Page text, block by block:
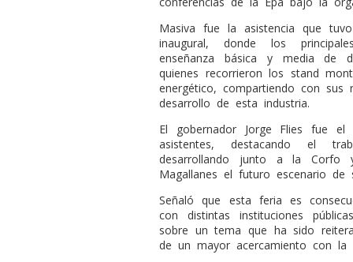
Masiva fue la asistencia que
inaugural, donde los
enseñanza básica y media de
quienes recorrieron los stand
energético, compartiendo con sus
desarrollo de esta industria.
El gobernador Jorge Flies fue
asistentes, destacando el
desarrollando junto a la
Magallanes el futuro escenario de
Señaló que esta feria es
con distintas instituciones
sobre un tema que ha sido
de un mayor acercamiento con la